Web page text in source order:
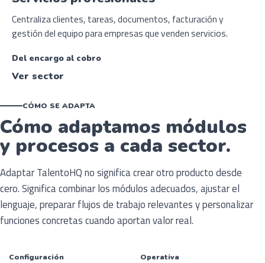
Centraliza clientes, tareas, documentos, facturación y
gestión del equipo para empresas que venden servicios.
Del encargo al cobro
Ver sector
CÓMO SE ADAPTA
Cómo adaptamos módulos
y procesos a cada sector.
Adaptar TalentoHQ no significa crear otro producto desde
cero. Significa combinar los módulos adecuados, ajustar el
lenguaje, preparar flujos de trabajo relevantes y personalizar
funciones concretas cuando aportan valor real.
Configuración Operativa